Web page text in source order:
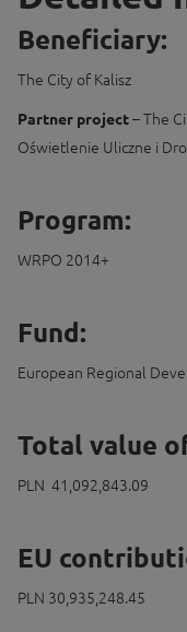
Beneficiary:
The City of Kalisz
Partner project– The
Oświetlenie Uliczne i
Program:
WRPO 2014+
Fund:
European Regional
Total value
PLN 41,092,843.09
EU
PLN 30,935,248.45